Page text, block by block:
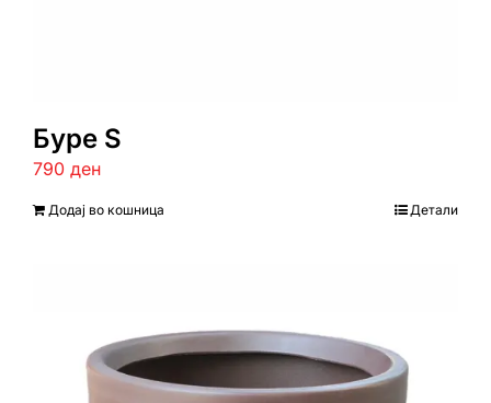
Буре S
790 ден
Додај во кошница Детали